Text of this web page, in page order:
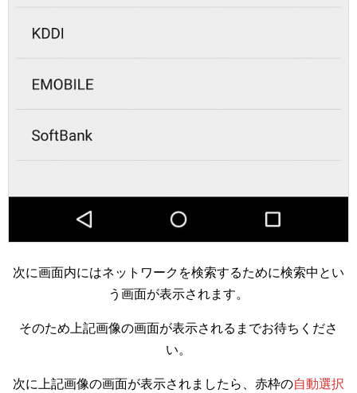
次に画面内にはネットワークを検索するために検索中とい
う画面が表示されます。
そのため上記画像の画面が表示されるまでお待ちくださ
い。
次に上記画像の画面が表示されましたら、赤枠の自動選択